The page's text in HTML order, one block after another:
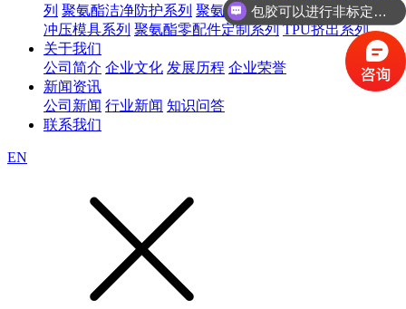
列 聚氨酯洁净防护系列 聚氨酯等静压模具系列 聚氨酯
冲压模具系列 聚氨酯零配件定制系列 TPU挤出系列
关于我们
公司简介 企业文化 发展历程 企业荣誉
新闻资讯
公司新闻 行业新闻 知识问答
联系我们
EN